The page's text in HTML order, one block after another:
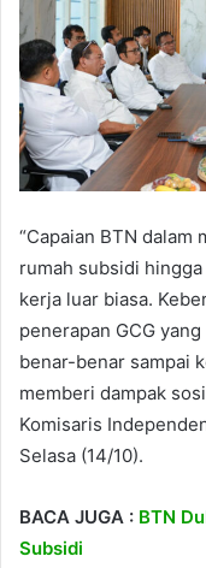
“Capaian BTN
rumah subsidi
kerja luar biasa.
penerapan GCG
benar-benar sampai
memberi dampak
Komisaris
Selasa (14/10).
BACA JUGA : BTN
Subsidi